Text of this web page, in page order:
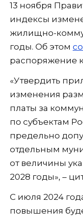
13 ноября
индексы
жилищно-
годы. Об этом
распоряжение
«Утвердить
изменения
платы за
по субъектам
предельно
отдельным
от величины
2028 годы», –
С июля 2024
повышения